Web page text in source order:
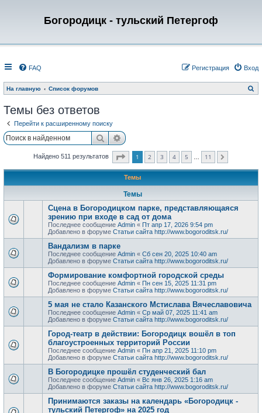
Богородицк - тульский Петергоф
FAQ Вход
Регистрация
На главную Список форумов
о
Темы без ответов
Перейти к расширенному поиску
ПоискРасширенный поиск
Найдено 511 результатов Страница из
1 2 3 4 5 11
Темы
Темы
Сцена в Богородицком парке, представляющаяся
зрению при входе в сад от дома
Последнее сообщение Admin « Пт апр 17, 2026 9:54 pm
Добавлено в форуме Статьи сайта http://www.bogoroditsk.ru/
Вандализм в парке
Последнее сообщение Admin « Сб сен 20, 2025 10:40 am
Добавлено в форуме Статьи сайта http://www.bogoroditsk.ru/
Формирование комфортной городской среды
Последнее сообщение Admin « Пн сен 15, 2025 11:31 pm
Добавлено в форуме Статьи сайта http://www.bogoroditsk.ru/
5 мая не стало Казанского Мстислава Вячеславовича
Последнее сообщение Admin « Ср май 07, 2025 11:41 am
Добавлено в форуме Статьи сайта http://www.bogoroditsk.ru/
Город-театр в действии: Богородицк вошёл в топ
благоустроенных территорий России
Последнее сообщение Admin « Пн апр 21, 2025 11:10 pm
Добавлено в форуме Статьи сайта http://www.bogoroditsk.ru/
В Богородицке прошёл студенческий бал
Последнее сообщение Admin « Вс янв 26, 2025 1:16 am
Добавлено в форуме Статьи сайта http://www.bogoroditsk.ru/
Принимаются заказы на календарь «Богородицк -
тульский Петергоф» на 2025 год